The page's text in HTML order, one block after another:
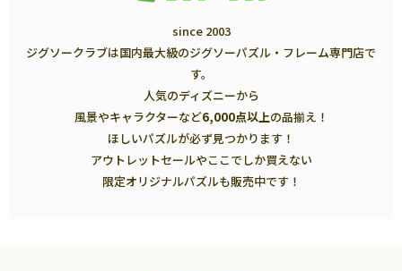
since 2003
ジグソークラブは国内最大級のジグソーパズル・フレーム専門店で
す。
人気のディズニーから
風景やキャラクターなど6,000点以上の品揃え！
ほしいパズルが必ず見つかります！
アウトレットセールやここでしか買えない
限定オリジナルパズルも販売中です！